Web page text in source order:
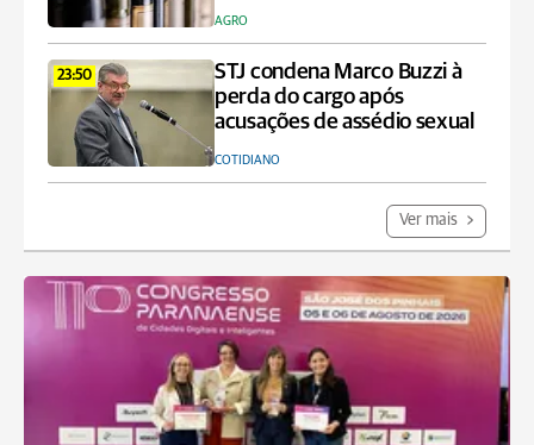
AGRO
23:50
STJ condena Marco Buzzi à
perda do cargo após
acusações de assédio sexual
COTIDIANO
Ver mais